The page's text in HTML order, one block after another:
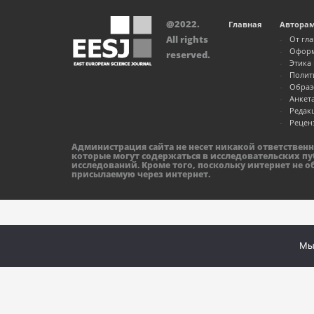
Главная
От
@2022.
All rights
reserved.
Администрация сайта не несет никакой
которые могут содержаться в исследовательских
исследований. Кроме того, поскольку интернет
присылаемую через интернет.
Мы